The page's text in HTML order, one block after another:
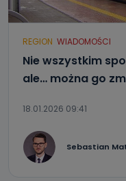
REGION WIADOMOŚCI
Nie wszystkim
ale… można go
18.01.2026 09:41
Sebastian